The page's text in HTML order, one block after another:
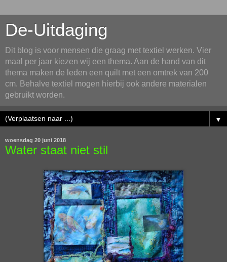
De-Uitdaging
Dit blog is voor mensen die graag met textiel werken. Vier
maal per jaar kiezen wij een thema. Aan de hand van dit
thema maken de leden een quilt met een omtrek van 200
cm. Behalve textiel mogen hierbij ook andere materialen
gebruikt worden.
▼
woensdag 20 juni 2018
Water staat niet stil